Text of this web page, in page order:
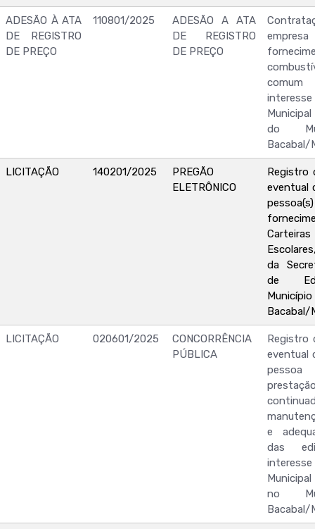
ADESÃO À ATA
DE REGISTRO
DE PREÇO
110801/2025
ADESÃO A ATA
DE REGISTRO
DE PREÇO
do
Bacabal/
LICITAÇÃO 140201/2025
PREGÃO
ELETRÔNICO
Registro
eventual
da
de
Bacabal/
LICITAÇÃO 020601/2025
CONCORRÊNCIA
PÚBLICA
Registro
eventual
pessoa
e
das
no
Bacabal/